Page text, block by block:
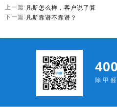
上ー篇: 凡斯怎么样，客户说了算
下ー篇: 凡斯靠谱不靠谱？
除甲